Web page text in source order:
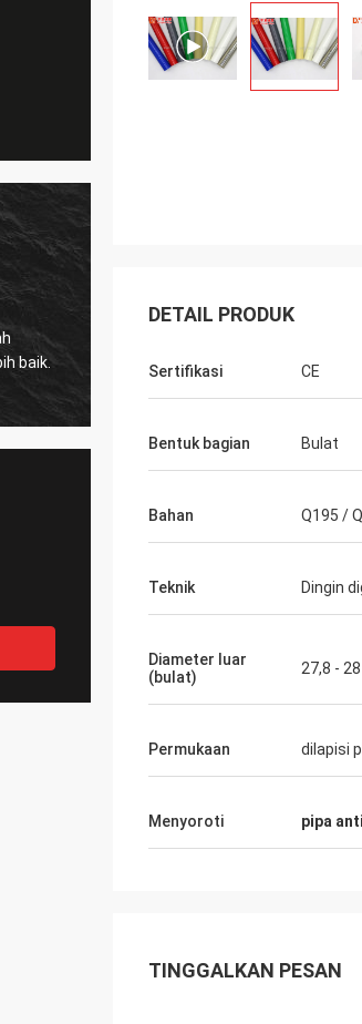
Thinh-Vietnam
silahkan atur 12000 meter
ramping, warna gading.
yang
DETAIL PRODUK
Sertifikasi CE
Bentuk bagian Bulat
Bahan Q195 /
Teknik Dingin
Diameter luar
(bulat)
27,8 -
Permukaan dilapisi
Menyoroti pipa
TINGGALKAN PESAN